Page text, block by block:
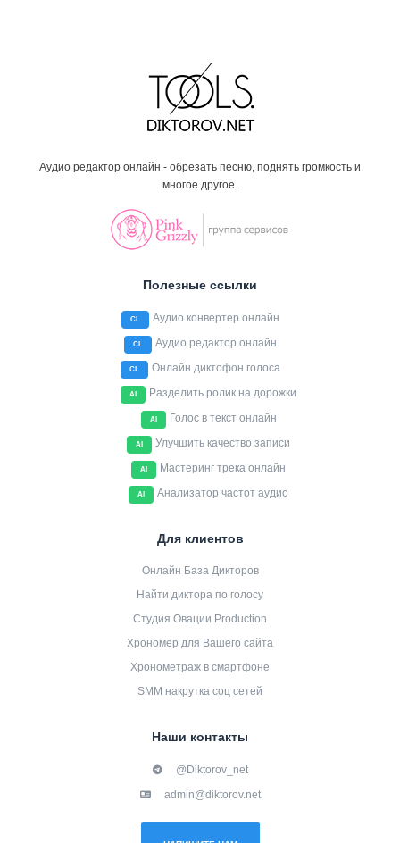
Аудио редактор онлайн - обрезать песню, поднять громкость и
многое другое.
Полезные ссылки
CL Аудио конвертер онлайн
CL Аудио редактор онлайн
CL Онлайн диктофон голоса
AI Разделить ролик на дорожки
AI Голос в текст онлайн
AI Улучшить качество записи
AI Мастеринг трека онлайн
AI Анализатор частот аудио
Для клиентов
Онлайн База Дикторов
Найти диктора по голосу
Студия Овации Production
Хрономер для Вашего сайта
Хронометраж в смартфоне
SMM накрутка соц сетей
Наши контакты
@Diktorov_net
admin@diktorov.net